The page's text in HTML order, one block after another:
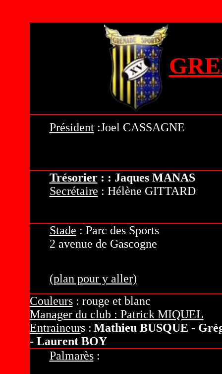
G
Président:Joel CASSAGNE
Trésorier: : Jaques MANAS
Secrétaire : Hélène GITTARD
Stade : Parc des Sports
2 avenue de Gascogne
(plan pour y aller)
Couleurs: rouge et blanc
Manager du club : Patrick MIQUEL
Entraineurs : Mathieu BUSQUE -
- Laurent BOY
Palmarès: